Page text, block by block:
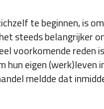
te beginnen, is
steeds belangrijker
voorkomende reden
hun eigen (werk)leven
meldde dat